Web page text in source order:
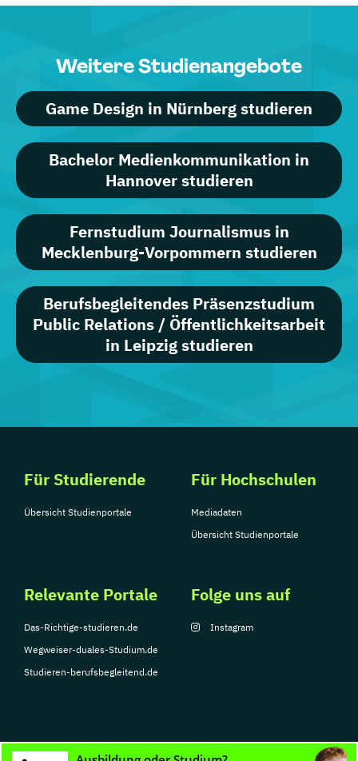
Weitere Studienangebote
Game Design in Nürnberg studieren
Bachelor Medienkommunikation in
Hannover studieren
Fernstudium Journalismus in
Mecklenburg-Vorpommern studieren
Berufsbegleitendes Präsenzstudium
Public Relations / Öffentlichkeitsarbeit
in Leipzig studieren
Für Studierende
Übersicht Studienportale
Für Hochschulen
Mediadaten
Übersicht Studienportale
Relevante Portale
Das-Richtige-studieren.de
Wegweiser-duales-Studium.de
Studieren-berufsbegleitend.de
Folge uns auf
Instagram